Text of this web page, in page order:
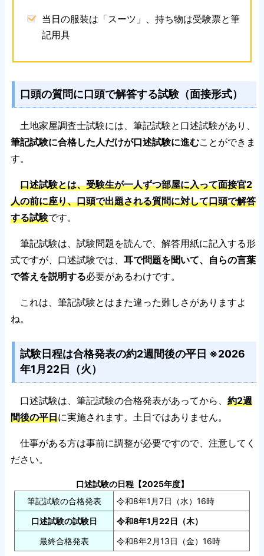
当日の服装は「スーツ」、持ち物は受験票と筆
記用具
口頭の質問に口頭で解答する試験（面接形式）
土地家屋調査士試験には、筆記試験と口述試験があり、
筆記試験に合格した人だけが口述試験に進むことができま
す。
口述試験とは、受験生が一人ずつ部屋に入って面接官2
人の前に座り、口頭で出題される質問に対して口頭で解答
する試験です。
筆記試験は、試験問題を読んで、解答用紙に記入する形
式ですが、口述試験では、 耳で問題を聞いて、自らの言葉
で答えを説明する必要があるわけです。
これは、筆記試験とはまた違った難しさがありますよ
ね。
試験日程は合格発表の約2週間後の平日 ※2026
年1月22日（火）
口述試験は、筆記試験の合格発表があってから、 約2週
間後の平日に実施されます。土日ではありません。
仕事がある方は事前に調整が必要ですので、注意してく
ださい。
口述試験の日程【2025年度】
筆記試験の合格発表
令和8年1月7日（水）16時
口述試験の試験日
令和8年1月22日（木）
最終合格発表
令和8年2月13日（金）16時